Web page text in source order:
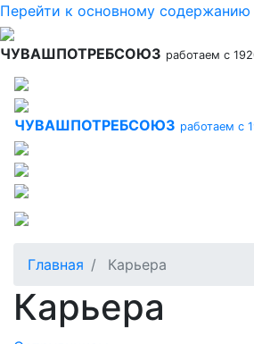
Перейти к основному содержанию
ЧУВАШПОТРЕБСОЮЗ работаем с
ЧУВАШПОТРЕБСОЮЗ работаем с
Главная Карьера
Карьера